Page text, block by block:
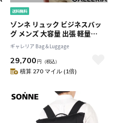
ゾンネ リュック ビジネスバッ
グ メンズ 大容量 出張 軽量
SONNE ビジネスリュック ノー
トPC タブレット ブランド 撥水
おしゃれ ナイロン 大人 カジュ
アル ビジネス 通勤 B4 A4 黒 2層
ギャレリア Bag＆Luggage
29,700 円 （税込）
積算 270 マイル (1倍)